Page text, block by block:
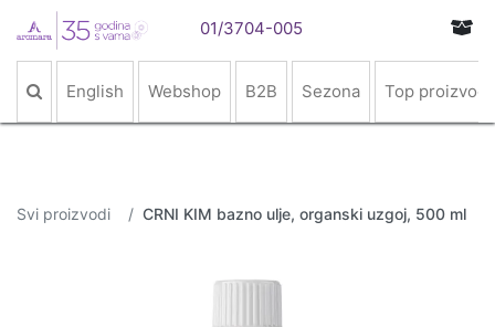
01/3704-005
English Webshop B2B Sezona Top proizvodi
Svi proizvodi CRNI KIM bazno ulje, organski uzgoj, 500 ml